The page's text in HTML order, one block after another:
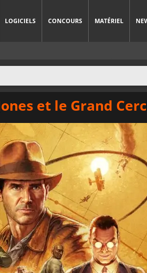
LOGICIELS CONCOURS MATÉRIEL
et le Grand